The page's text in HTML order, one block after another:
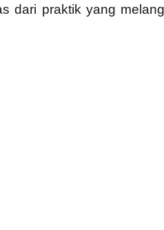
dari praktik yang